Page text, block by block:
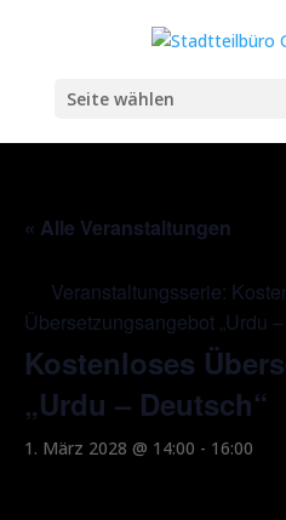
Seite wählen
« Alle Veranstaltungen
Veranstaltungsserie:
Übersetzungsangebot „Urdu
Kostenloses
„Urdu – Deutsch“
1. März 2028 @ 14:00 - 16:00